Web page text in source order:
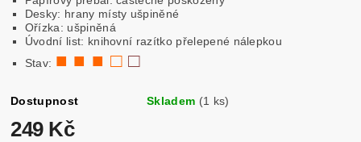
Desky: hrany místy ušpiněné
Ořízka: ušpiněná
Úvodní list: knihovní razítko přelepené nálepkou
Stav: ■ ■ ■ □ □
Dostupnost Skladem (1 ks)
249 Kč